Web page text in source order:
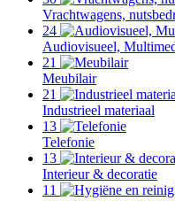
Vrachtwagens,
24
Audiovisueel,
21
Meubilair
21
Industrieel materiaal
13
Telefonie
13
Interieur & decoratie
11